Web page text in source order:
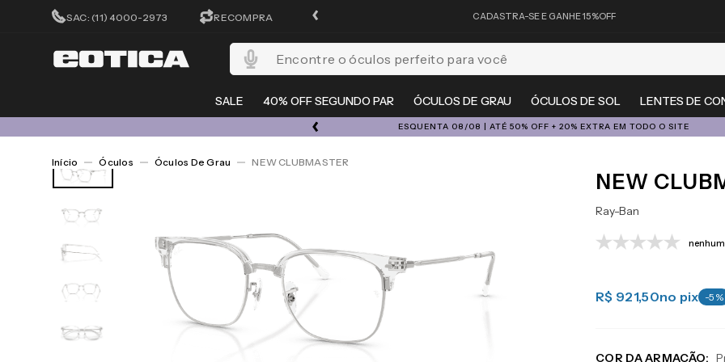
SAC: (11) 4000-2973 RECOMPRA
CADASTRA-SE E GANHE 15%OFF FRETE GRÁTIS EM TODO O SITE
SALE 40% OFF SEGUNDO PAR ÓCULOS DE GRAU ÓCULOS DE SOL LENTES DE
Encontre o óculos perfeito para você
ESQUENTA 08/08 | ATÉ 50% OFF + 20% EXTRA EM TODO O SITE ÓCULOS DE GRAU, SOL E LENTES COM ATÉ 50% OFF + 20%
Óculos Óculos De Grau NEW CLUBMASTER
NEW
Ray-Ban
R$ 921,50no pix -5 %
COR DA ARMAÇÃO: